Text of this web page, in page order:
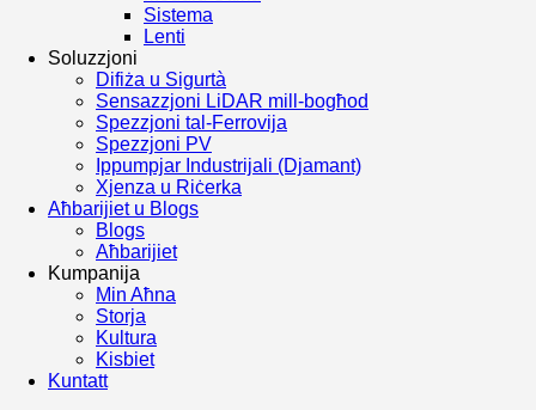
Sistema
Lenti
Soluzzjoni
Difiża u Sigurtà
Sensazzjoni LiDAR mill-bogħod
Spezzjoni tal-Ferrovija
Spezzjoni PV
Ippumpjar Industrijali (Djamant)
Xjenza u Riċerka
Aħbarijiet u Blogs
Blogs
Aħbarijiet
Kumpanija
Min Aħna
Storja
Kultura
Kisbiet
Kuntatt